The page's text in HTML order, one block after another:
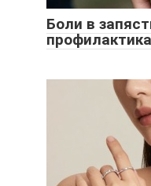
Боли в
профилактика